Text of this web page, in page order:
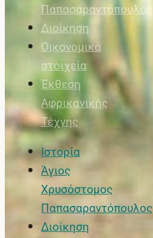
Παπασαραντόπουλος
Διοίκηση
Οικονομικά
στοιχεία
Έκθεση
Αφρικανικής
Τέχνης
Ιστορία
Άγιος
Χρυσόστομος
Παπασαραντόπουλος
Διοίκηση